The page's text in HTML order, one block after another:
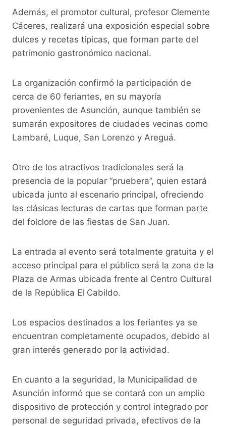
Además, el promotor cultural, profesor Clemente
Cáceres, realizará una exposición especial sobre
dulces y recetas típicas, que forman parte del
patrimonio gastronómico nacional.
La organización confirmó la participación de
cerca de 60 feriantes, en su mayoría
provenientes de Asunción, aunque también se
sumarán expositores de ciudades vecinas como
Lambaré, Luque, San Lorenzo y Areguá.
Otro de los atractivos tradicionales será la
presencia de la popular “pruebera”, quien estará
ubicada junto al escenario principal, ofreciendo
las clásicas lecturas de cartas que forman parte
del folclore de las fiestas de San Juan.
La entrada al evento será totalmente gratuita y el
acceso principal para el público será la zona de la
Plaza de Armas ubicada frente al Centro Cultural
de la República El Cabildo.
Los espacios destinados a los feriantes ya se
encuentran completamente ocupados, debido al
gran interés generado por la actividad.
En cuanto a la seguridad, la Municipalidad de
Asunción informó que se contará con un amplio
dispositivo de protección y control integrado por
personal de seguridad privada, efectivos de la